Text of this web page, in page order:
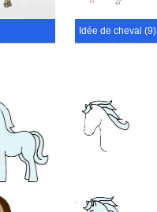
Idée de cheval (9)